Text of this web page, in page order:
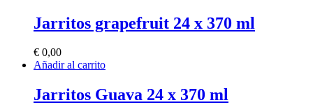
Jarritos grapefruit 24 x 370 ml
€ 0,00
Añadir al carrito
Jarritos Guava 24 x 370 ml